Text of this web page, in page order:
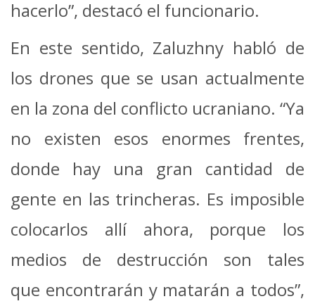
hacerlo”, destacó el funcionario.
En este sentido, Zaluzhny habló de
los drones que se usan actualmente
en la zona del conflicto ucraniano. “Ya
no existen esos enormes frentes,
donde hay una gran cantidad de
gente en las trincheras. Es imposible
colocarlos allí ahora, porque los
medios de destrucción son tales
que encontrarán y matarán a todos”,